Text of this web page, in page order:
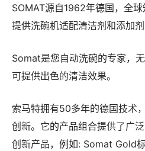
SOMAT源自1962年德国，全
提供洗碗机适配清洁剂和添加
Somat是您自动洗碗的专家，
可提供出色的清洁效果。
索马特拥有50多年的德国技术
创新。它的产品组合提供了广
创新产品，例如: Somat Gold